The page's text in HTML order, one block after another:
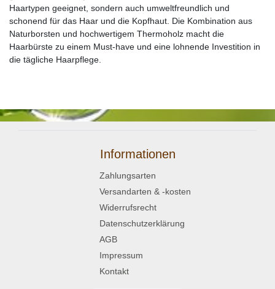
Haartypen geeignet, sondern auch umweltfreundlich und
schonend für das Haar und die Kopfhaut. Die Kombination aus
Naturborsten und hochwertigem Thermoholz macht die
Haarbürste zu einem Must-have und eine lohnende Investition in
die tägliche Haarpflege.
Informationen
Zahlungsarten
Versandarten & -kosten
Widerrufsrecht
Datenschutzerklärung
AGB
Impressum
Kontakt